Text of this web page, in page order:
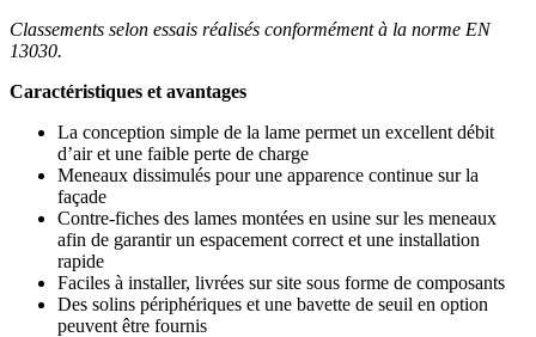
Classements selon essais réalisés conformément à la norme EN
13030.
Caractéristiques et avantages
La conception simple de la lame permet un excellent débit
d’air et une faible perte de charge
Meneaux dissimulés pour une apparence continue sur la
façade
Contre-fiches des lames montées en usine sur les meneaux
afin de garantir un espacement correct et une installation
rapide
Faciles à installer, livrées sur site sous forme de composants
Des solins périphériques et une bavette de seuil en option
peuvent être fournis